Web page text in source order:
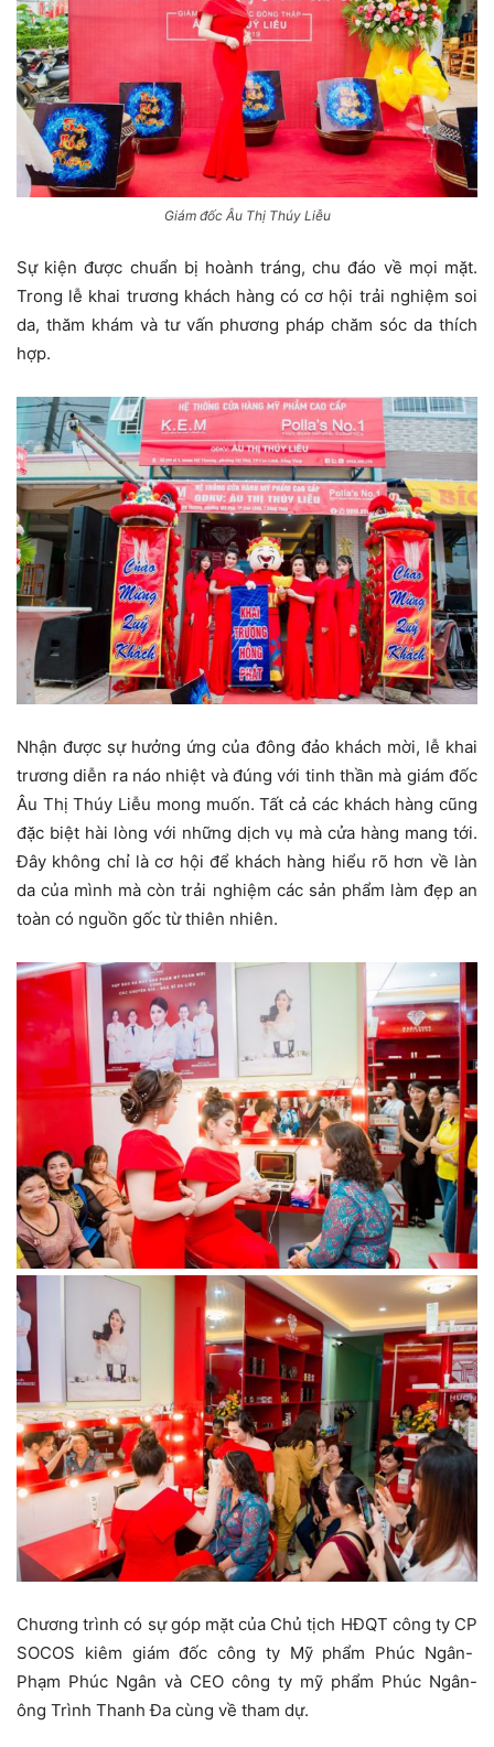
Giám đốc Âu Thị Thúy Liễu
Sự kiện được chuẩn bị hoành tráng, chu đáo về mọi mặt.
Trong lễ khai trương khách hàng có cơ hội trải nghiệm soi
da, thăm khám và tư vấn phương pháp chăm sóc da thích
hợp.
Nhận được sự hưởng ứng của đông đảo khách mời, lễ khai
trương diễn ra náo nhiệt và đúng với tinh thần mà giám đốc
Âu Thị Thúy Liễu mong muốn. Tất cả các khách hàng cũng
đặc biệt hài lòng với những dịch vụ mà cửa hàng mang tới.
Đây không chỉ là cơ hội để khách hàng hiểu rõ hơn về làn
da của mình mà còn trải nghiệm các sản phẩm làm đẹp an
toàn có nguồn gốc từ thiên nhiên.
Chương trình có sự góp mặt của Chủ tịch HĐQT công ty CP
SOCOS kiêm giám đốc công ty Mỹ phẩm Phúc Ngân-
Phạm Phúc Ngân và CEO công ty mỹ phẩm Phúc Ngân-
ông Trình Thanh Đa cùng về tham dự.